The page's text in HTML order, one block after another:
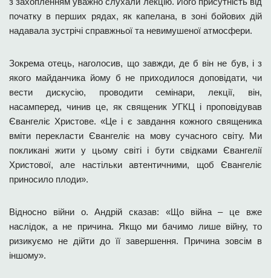
початку в перших рядах, як капелана, в зоні бойових дій
надавала зустрічі справжньої та невимушеної атмосфери.
Зокрема отець, наголосив, що завжди, де б він не був, і з
якого майданчика йому б не приходилося доповідати, чи
вести дискусію, проводити семінари, лекції, він,
насамперед, чинив це, як священик УГКЦ і проповідував
Євангеліє Христове. «Це і є завдання кожного священика
вміти перекласти Євангеліє на мову сучасного світу. Ми
покликані жити у цьому світі і бути свідками Євангелії
Христової, але настільки автентичними, щоб Євангеліє
приносило плоди».
Відносно війни о. Андрій сказав: «Що війна – це вже
наслідок, а не причина. Якщо ми бачимо лише війну, то
ризикуємо не дійти до її завершення. Причина зовсім в
іншому».